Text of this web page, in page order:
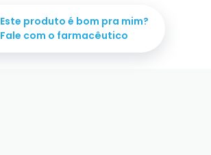
Este produto é bom pra mim?
Fale com o farmacêutico